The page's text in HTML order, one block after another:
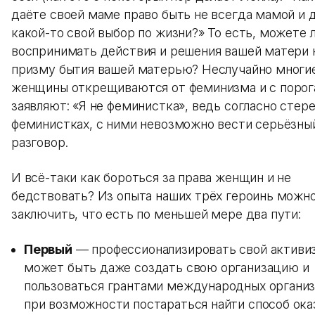
даёте своей маме право быть не всегда мамой и
какой-то свой выбор по жизни?» То есть, можете
воспринимать действия и решения вашей матери
призму бытия вашей матерью? Неслучайно
женщины открещиваются от феминизма и с
заявляют: «Я не феминистка», ведь согласно
феминистках, с ними невозможно вести
разговор.
И всё-таки как бороться за права женщин и не
бедствовать? Из опыта наших трёх героинь
заключить, что есть по меньшей мере два пути:
Первый — профессионализировать свой
может быть даже создать свою организацию и
пользоваться грантами международных
при возможности постараться найти способ